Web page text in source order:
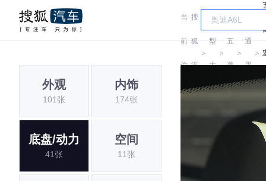
当
前
位
置:
搜
狐
汽
车
＞
车
型
大
全
＞
五
菱
＞
通
用
菱
＞
外观
101张
内饰
174张
底盘/动力
41张
空间
11张